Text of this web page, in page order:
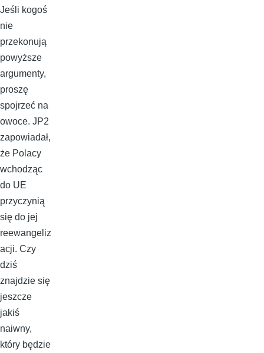
Jeśli kogoś
nie
przekonują
powyższe
argumenty,
proszę
spojrzeć na
owoce. JP2
zapowiadał,
że Polacy
wchodząc
do UE
przyczynią
się do jej
reewangeliz
acji. Czy
dziś
znajdzie się
jeszcze
jakiś
naiwny,
który będzie